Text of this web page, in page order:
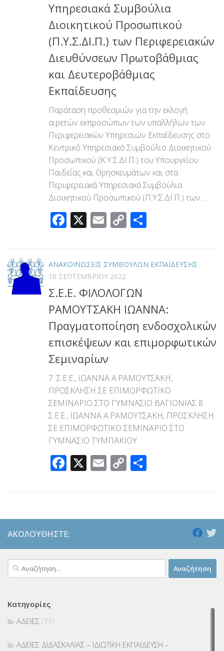
Υπηρεσιακά Συμβούλια
Διοικητικού Προσωπικού
(Π.Υ.Σ.ΔΙ.Π.) των Περιφερειακών
Διευθύνσεων Πρωτοβάθμιας
και Δευτεροβάθμιας
Εκπαίδευσης
Παράταση προθεσμιών για την εκλογή
αιρετών εκπροσώπων των υπαλλήλων των
Περιφερειακών Υπηρεσιών Εκπαίδευσης στο
Κεντρικό Υπηρεσιακό Συμβούλιο Διοικητικού
Προσωπικού (Κ.Υ.Σ.ΔΙ.Π.) του Υπουργείου
Παιδείας και Θρησκευμάτων και στα
Περιφερειακά Υπηρεσιακά Συμβούλια
Διοικητικού Προσωπικού (Π.Υ.Σ.ΔΙ.Π.) των...
Facebook
X Email
Copy
ΑΝΑΚΟΙΝΩΣΕΙΣ ΣΥΜΒΟΥΛΩΝ ΕΚΠΑΙΔΕΥΣΗΣ
16 ΣΕΠΤΕΜΒΡΊΟΥ 2022
Σ.Ε.Ε. ΦΙΛΟΛΟΓΩΝ
ΡΑΜΟΥΤΣΑΚΗ ΙΩΑΝΝΑ:
Πραγματοποίηση ενδοσχολικών
επισκέψεων και επιμορφωτικών
Σεμιναρίων
7. Σ.Ε.Ε., ΙΩΑΝΝΑ Α.ΡΑΜΟΥΤΣΑΚΗ,
ΠΡΟΣΚΛΗΣΗ ΣΕ ΕΠΙΜΟΡΦΩΤΙΚΟ
ΣΕΜΙΝΑΡΙΟ ΣΤΟ ΓΥΜΝΑΣΙΟ ΒΑΓΙΟΝΙΑΣ 8.
Σ.Ε.Ε., ΙΩΑΝΝΑ Α.ΡΑΜΟΥΤΣΑΚΗ, ΠΡΟΣΚΛΗΣΗ
ΣΕ ΕΠΙΜΟΡΦΩΤΙΚΟ ΣΕΜΙΝΑΡΙΟ ΣΤΟ
ΓΥΜΝΑΣΙΟ ΤΥΜΠΑΚΙΟΥ
Facebook
X Email
Copy
ΑΚΟΛΟΥΘΉΣΤΕ:
Αναζήτηση
για:
Κατηγορίες
ΑΔΕΙΕΣ (75)
ΑΔΕΙΕΣ ΔΙΔΑΣΚΑΛΙΑΣ – ΙΔΙΩΤΙΚΗ ΕΚΠΑΙΔΕΥΣΗ –